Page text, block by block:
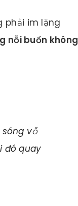
phải im lặng
nỗi buồn không
sóng vỗ
đó quay